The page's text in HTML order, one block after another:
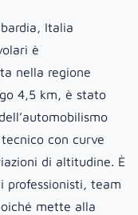
Italia
è
nella regione
4,5 km, è stato
con curve
di altitudine. È
professionisti, team
mette alla